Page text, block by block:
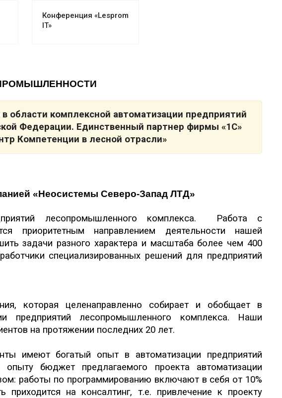
Конференция «Lesprom
IT»
области комплексной автоматизации предприятий
Федерации. Единственный партнер фирмы «1С»
Компетенции в лесной отрасли»
«Неосистемы Северо-Запад ЛТД»
лесопромышленного комплекса. Работа с
приоритетным направлением деятельности нашей
задачи разного характера и масштаба более чем 400
специализированных решений для предприятий
которая целенаправленно собирает и обобщает в
предприятий лесопромышленного комплекса. Наши
на протяжении последних 20 лет.
имеют богатый опыт в автоматизации предприятий
бюджет предлагаемого проекта автоматизации
работы по программированию включают в себя от 10%
на консалтинг, т.е. привлечение к проекту